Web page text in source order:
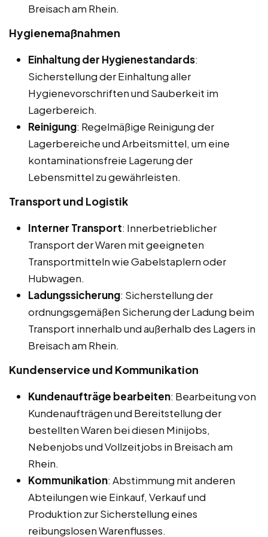
Breisach am Rhein.
Hygienemaßnahmen
Einhaltung der Hygienestandards:
Sicherstellung der Einhaltung aller
Hygienevorschriften und Sauberkeit im
Lagerbereich.
Reinigung: Regelmäßige Reinigung der
Lagerbereiche und Arbeitsmittel, um eine
kontaminationsfreie Lagerung der
Lebensmittel zu gewährleisten.
Transport und Logistik
Interner Transport: Innerbetrieblicher
Transport der Waren mit geeigneten
Transportmitteln wie Gabelstaplern oder
Hubwagen.
Ladungssicherung: Sicherstellung der
ordnungsgemäßen Sicherung der Ladung beim
Transport innerhalb und außerhalb des Lagers in
Breisach am Rhein.
Kundenservice und Kommunikation
Kundenaufträge bearbeiten: Bearbeitung von
Kundenaufträgen und Bereitstellung der
bestellten Waren bei diesen Minijobs,
Nebenjobs und Vollzeitjobs in Breisach am
Rhein.
Kommunikation: Abstimmung mit anderen
Abteilungen wie Einkauf, Verkauf und
Produktion zur Sicherstellung eines
reibungslosen Warenflusses.